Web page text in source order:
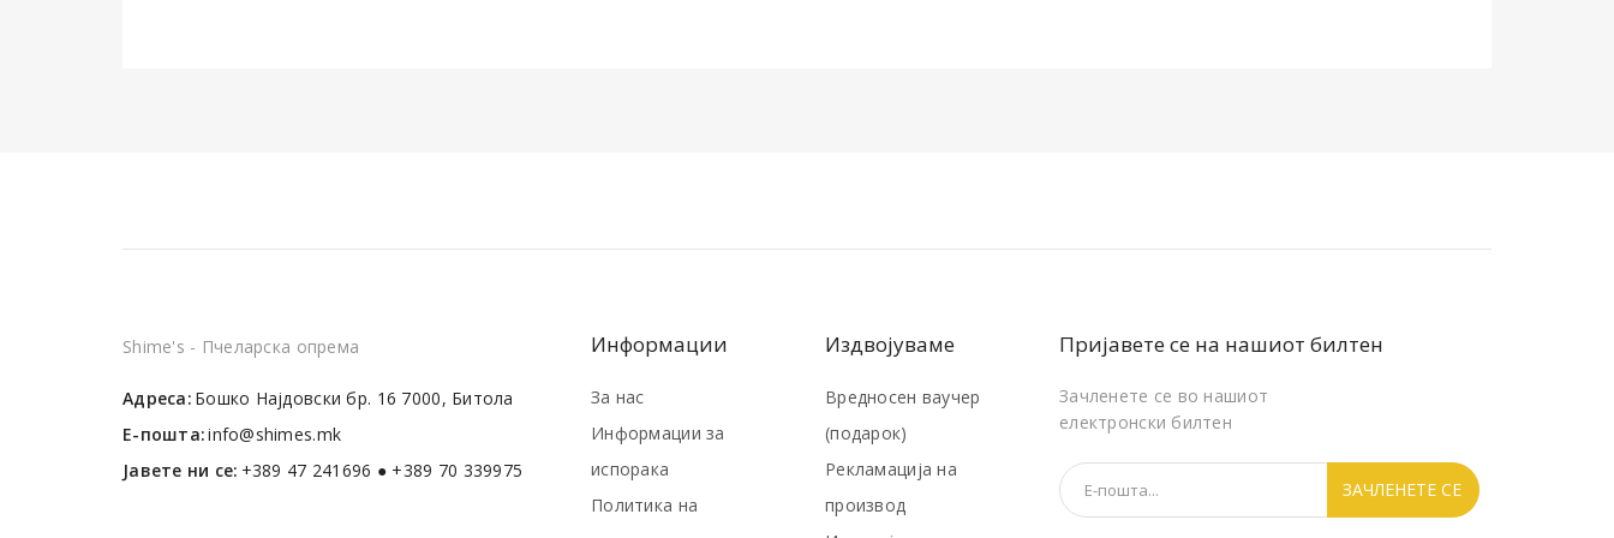
Shime's - Пчеларска опрема
Адреса: Бошко Најдовски бр. 16 7000, Битола
Е-пошта:info@shimes.mk
Јавете ни се: +389 47 241696 ● +389 70 339975
Информации
За нас
Информации за
испорака
Политика на
Издвојуваме
Вредносен ваучер
(подарок)
Рекламација на
производ
Пријавете се на нашиот билтен
Зачленете се во нашиот
електронски билтен
ЗАЧЛЕНЕТЕ СЕ